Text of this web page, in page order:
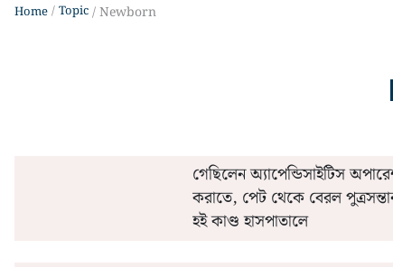
Home Topic Newborn
গেছিলেন অ্যাপেন্ডিসাইটিস
করাতে, পেট থেকে বেরল
হই কাণ্ড হাসপাতালে